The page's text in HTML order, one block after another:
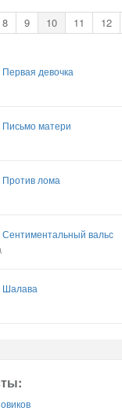
8 9 10 11 12
Первая девочка
Письмо матери
Против лома
Сентиментальный вальс
Шалава